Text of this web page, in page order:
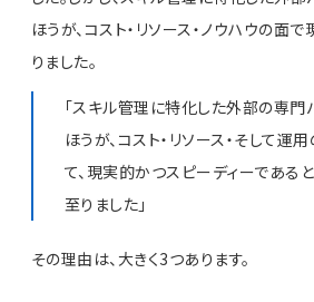
ほうが、コスト・リソース・ノウハウの面
りました。
「スキル管理に特化した外部の専門
ほうが、コスト・リソース・そして運
て、現実的かつスピーディーである
至りました」
その理由は、大きく3つあります。